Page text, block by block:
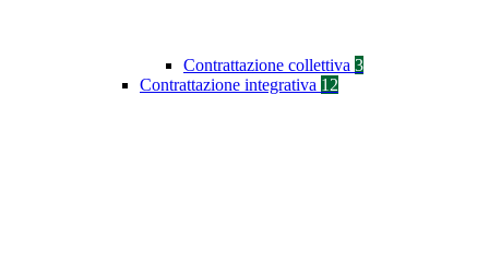
Contrattazione collettiva 3
Contrattazione integrativa 12